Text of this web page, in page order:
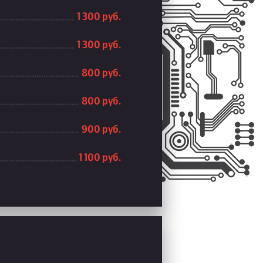
1 300 руб.
1 300 руб.
800 руб.
800 руб.
900 руб.
1 100 руб.